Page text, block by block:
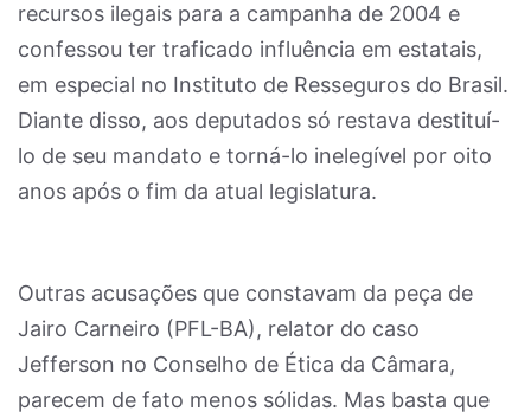
recursos ilegais para a campanha de 2004 e
confessou ter traficado influência em estatais,
em especial no Instituto de Resseguros do Brasil.
Diante disso, aos deputados só restava destituí-
lo de seu mandato e torná-lo inelegível por oito
anos após o fim da atual legislatura.
Outras acusações que constavam da peça de
Jairo Carneiro (PFL-BA), relator do caso
Jefferson no Conselho de Ética da Câmara,
parecem de fato menos sólidas. Mas basta que